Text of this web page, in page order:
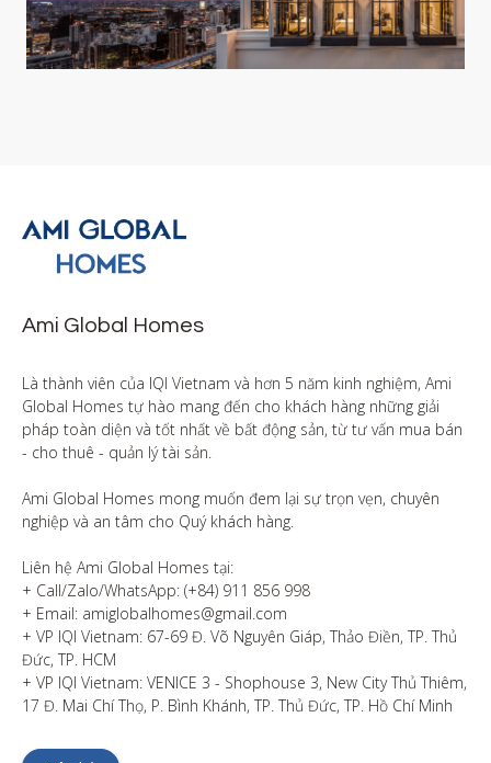
Ami Global Homes
Là thành viên của IQI Vietnam và hơn 5 năm kinh nghiệm, Ami
Global Homes tự hào mang đến cho khách hàng những giải
pháp toàn diện và tốt nhất về bất động sản, từ tư vấn mua bán
- cho thuê - quản lý tài sản.
Ami Global Homes mong muốn đem lại sự trọn vẹn, chuyên
nghiệp và an tâm cho Quý khách hàng.
Liên hệ Ami Global Homes tại:
+ Call/Zalo/WhatsApp: (+84) 911 856 998
+ Email: amiglobalhomes@gmail.com
+ VP IQI Vietnam: 67-69 Đ. Võ Nguyên Giáp, Thảo Điền, TP. Thủ
Đức, TP. HCM
+ VP IQI Vietnam: VENICE 3 - Shophouse 3, New City Thủ Thiêm,
17 Đ. Mai Chí Thọ, P. Bình Khánh, TP. Thủ Đức, TP. Hồ Chí Minh